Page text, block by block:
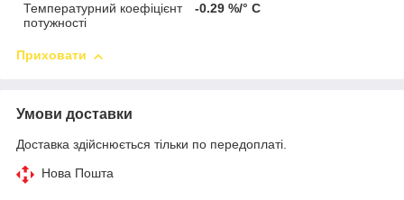
Температурний коефіцієнт
потужності
-0.29 %/° С
Приховати
Умови доставки
Доставка здійснюється тільки по передоплаті.
Нова Пошта